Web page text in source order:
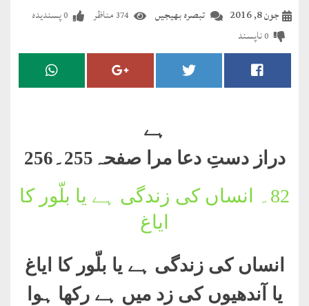
مضطرؔ
دستِ
درعدن
کلام
تبصرہ بھیجیں جون 8, 2016 374 مناظر 0پسندیدہ
0ناپسند
ہے
دراز دستِ دعا مرا صفحہ255۔256
82۔
انساں کی زندگی ہے یا بلّور کا
ایاغ
انساں کی زندگی ہے یا بلّور کا ایاغ
یا آندھیوں کی زد میں ہے رکھا ہوا